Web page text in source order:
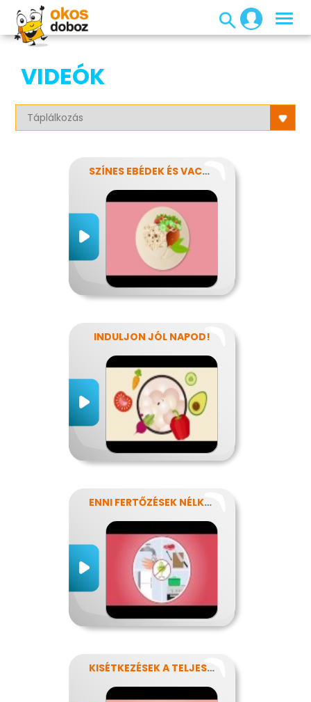
VIDEÓK
SZÍNES EBÉDEK ÉS VACSORÁK
INDULJON JÓL NAPOD!
ENNI FERTŐZÉSEK NÉLKÜL
KISÉTKEZÉSEK A TELJESÍTMÉNYÉRT